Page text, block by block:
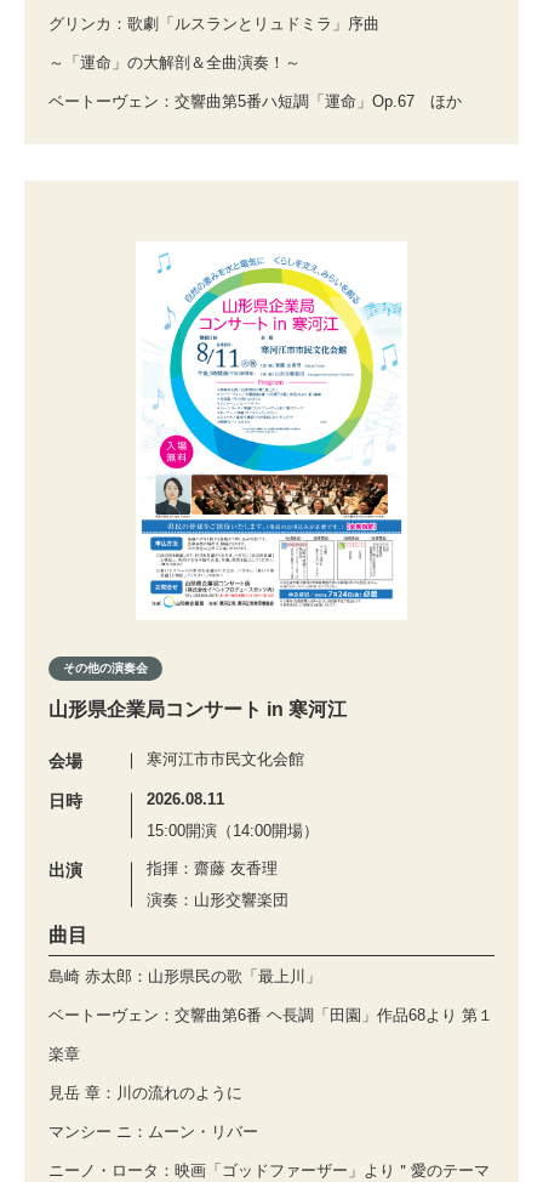
グリンカ：歌劇「ルスランとリュドミラ」序曲
～「運命」の大解剖＆全曲演奏！～
ベートーヴェン：交響曲第5番ハ短調「運命」Op.67 ほか
その他の演奏会
山形県企業局コンサート in 寒河江
会場 寒河江市市民文化会館
日時
2026.08.11
15:00開演（14:00開場）
出演
指揮：齋藤 友香理
演奏：山形交響楽団
曲目
島崎 赤太郎：山形県民の歌「最上川」
ベートーヴェン：交響曲第6番 ヘ長調「田園」作品68より 第１
楽章
見岳 章：川の流れのように
マンシー ニ：ムーン・リバー
ニーノ・ロータ：映画「ゴッドファーザー」より＂愛のテーマ